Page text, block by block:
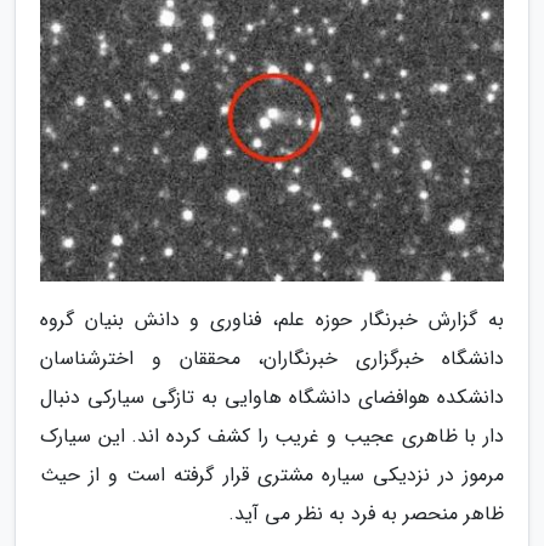
به گزارش خبرنگار حوزه علم، فناوری و دانش بنیان گروه
دانشگاه خبرگزاری خبرنگاران، محققان و اخترشناسان
دانشکده هوافضای دانشگاه هاوایی به تازگی سیارکی دنبال
دار با ظاهری عجیب و غریب را کشف کرده اند. این سیارک
مرموز در نزدیکی سیاره مشتری قرار گرفته است و از حیث
ظاهر منحصر به فرد به نظر می آید.